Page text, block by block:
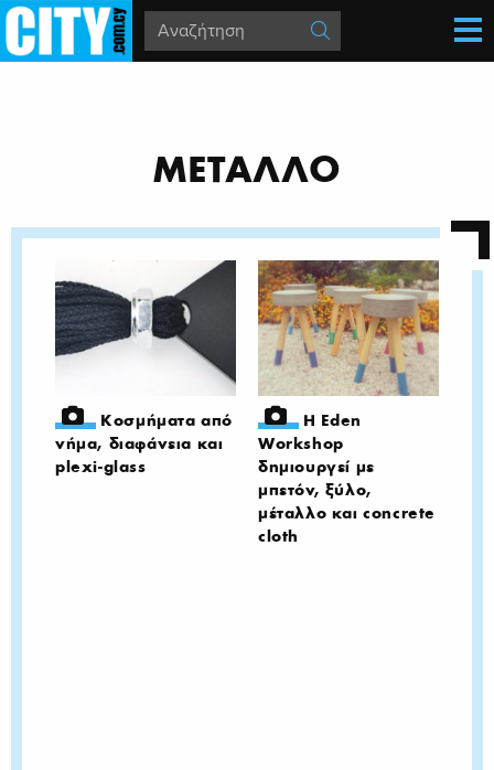
ΜΕΤΑΛΛΟ
Κοσμήματα από
νήμα, διαφάνεια και
plexi-glass
Η Eden
Workshop
δημιουργεί με
μπετόν, ξύλο,
μέταλλο και concrete
cloth